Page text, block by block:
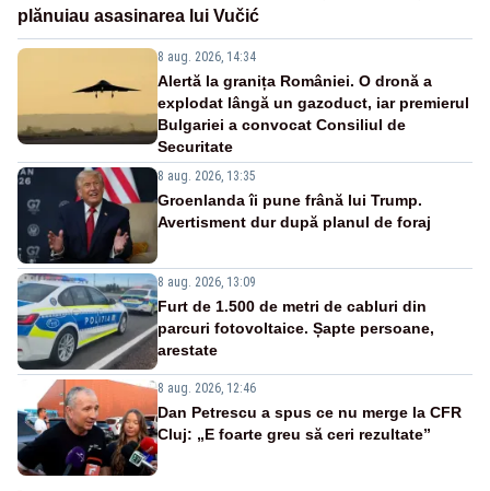
plănuiau asasinarea lui Vučić
8 aug. 2026, 14:34
Alertă la granița României. O dronă a
explodat lângă un gazoduct, iar premierul
Bulgariei a convocat Consiliul de
Securitate
8 aug. 2026, 13:35
Groenlanda îi pune frână lui Trump.
Avertisment dur după planul de foraj
8 aug. 2026, 13:09
Furt de 1.500 de metri de cabluri din
parcuri fotovoltaice. Șapte persoane,
arestate
8 aug. 2026, 12:46
Dan Petrescu a spus ce nu merge la CFR
Cluj: „E foarte greu să ceri rezultate”